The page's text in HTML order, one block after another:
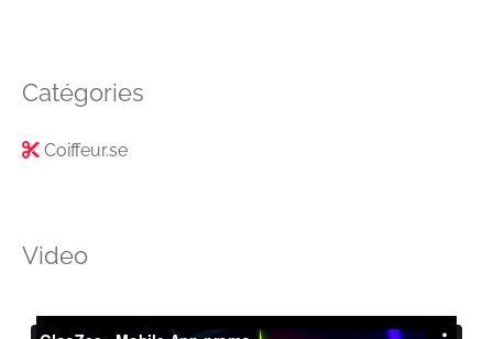
Catégories
Coiffeur.se
Video